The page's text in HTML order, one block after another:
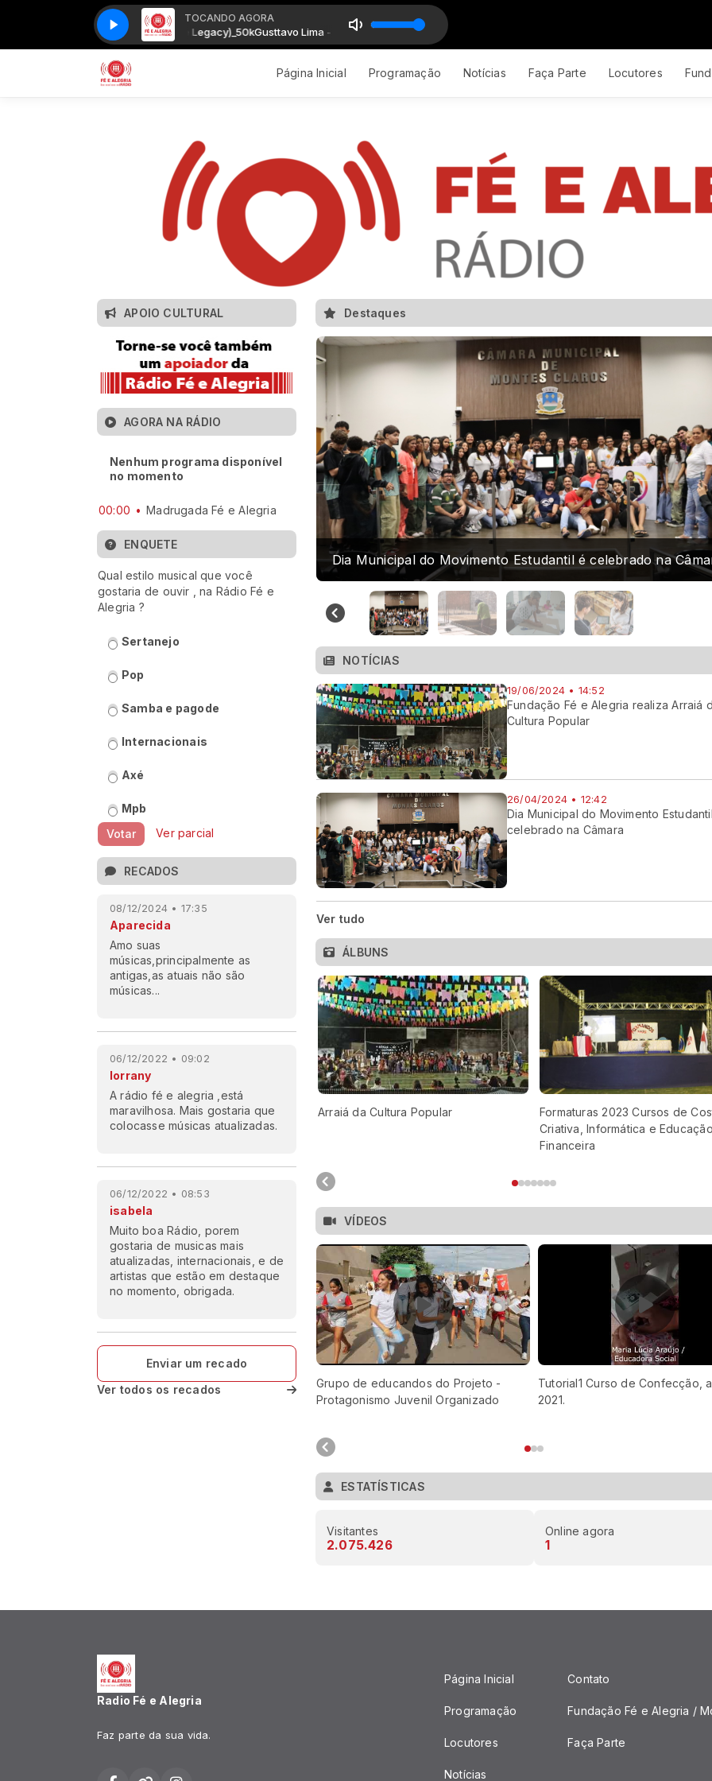
TOCANDO AGORA
- Acabou (O Embaixador The Legacy)_50kGusttavo Lima - Acabou (O Embaixador The Legacy)_50k
Página Inicial Programação Notícias Faça Parte Locutores
Destaques
Dia Municipal do Movimento Estudantil é celebrado na
NOTÍCIAS
19/06/2024 • 14:52
Fundação Fé e Alegria realiza Arraiá
Cultura Popular
26/04/2024 • 12:42
Dia Municipal do Movimento
celebrado na Câmara
Ver tudo
ÁLBUNS
Arraiá da Cultura Popular
Formaturas 2023 Cursos de
Criativa, Informática e Educação
Financeira
VÍDEOS
Grupo de educandos do Projeto -
Protagonismo Juvenil Organizado
Tutorial1 Curso de Confecção,
2021.
ESTATÍSTICAS
Visitantes
2.075.426
Online agora
1
APOIO CULTURAL
AGORA NA RÁDIO
Nenhum programa disponível
no momento
00:00 Madrugada Fé e Alegria
ENQUETE
Qual estilo musical que você
gostaria de ouvir , na Rádio Fé e
Alegria ?
Sertanejo
Pop
Samba e pagode
Internacionais
Axé
Mpb
Votar
Ver parcial
RECADOS
Aparecida
08/12/2024 • 17:35
Amo suas
músicas,principalmente as
antigas,as atuais não são
músicas...
lorrany
06/12/2022 • 09:02
A rádio fé e alegria ,está
maravilhosa. Mais gostaria que
colocasse músicas atualizadas.
isabela
06/12/2022 • 08:53
Muito boa Rádio, porem
gostaria de musicas mais
atualizadas, internacionais, e de
artistas que estão em destaque
no momento, obrigada.
Enviar um recado
Ver todos os recados
Radio Fé e Alegria
Faz parte da sua vida.
Página Inicial
Programação
Locutores
Notícias
Contato
Fundação Fé e Alegria /
Faça Parte